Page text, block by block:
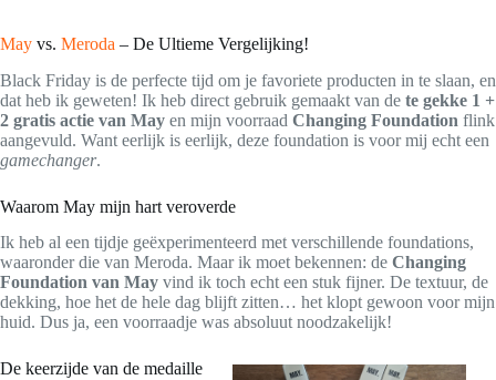
May vs. Meroda – De Ultieme Vergelijking!
Black Friday is de perfecte tijd om je favoriete producten in te slaan, en
dat heb ik geweten! Ik heb direct gebruik gemaakt van de te gekke 1 +
2 gratis actie van May en mijn voorraad Changing Foundation flink
aangevuld. Want eerlijk is eerlijk, deze foundation is voor mij echt een
gamechanger.
Waarom May mijn hart veroverde
Ik heb al een tijdje geëxperimenteerd met verschillende foundations,
waaronder die van Meroda. Maar ik moet bekennen: de Changing
Foundation van May vind ik toch echt een stuk fijner. De textuur, de
dekking, hoe het de hele dag blijft zitten… het klopt gewoon voor mijn
huid. Dus ja, een voorraadje was absoluut noodzakelijk!
De keerzijde van de medaille